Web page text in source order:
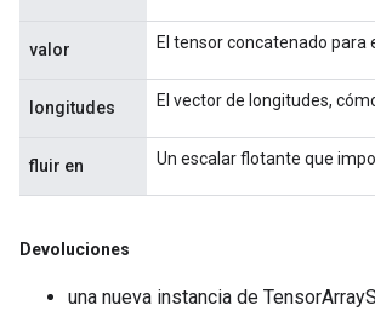
valor El tensor concatenado para
longitudes El vector de longitudes,
fluir en Un escalar flotante que
Devoluciones
una nueva instancia de